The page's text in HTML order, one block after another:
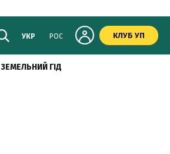
УКР РОС КЛУБ УП
ЗЕМЕЛЬНИЙ ГІД